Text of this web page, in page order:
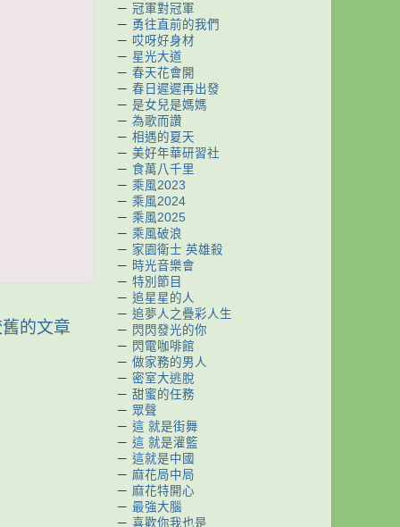
的文章
－ 冠軍對冠軍
－ 勇往直前的我們
－ 哎呀好身材
－ 星光大道
－ 春天花會開
－ 春日遲遲再出發
－ 是女兒是媽媽
－ 為歌而讚
－ 相遇的夏天
－ 美好年華研習社
－ 食萬八千里
－ 乘風2023
－ 乘風2024
－ 乘風2025
－ 乘風破浪
－ 家園衛士 英雄殺
－ 時光音樂會
－ 特別節目
－ 追星星的人
－ 追夢人之疊彩人生
－ 閃閃發光的你
－ 閃電咖啡館
－ 做家務的男人
－ 密室大逃脫
－ 甜蜜的任務
－ 眾聲
－ 這 就是街舞
－ 這 就是灌籃
－ 這就是中國
－ 麻花局中局
－ 麻花特開心
－ 最強大腦
－ 喜歡你我也是